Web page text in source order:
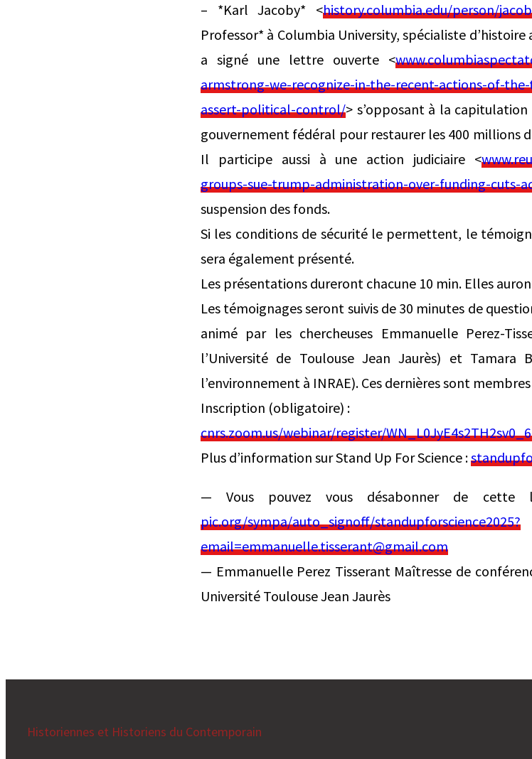
– *⁠Karl Jacoby* <history.columbia.edu/person/
Professor* à Columbia University, spécialiste
a signé une lettre ouverte <
armstrong-we-recognize-in-the-recent-actions-of-
assert-political-control/> s’opposant à la capitulation
gouvernement fédéral pour restaurer les 400 millions
Il participe aussi à une action judiciaire <
groups-sue-trump-administration-over-funding-cuts-
suspension des fonds.
Si les conditions de sécurité le permettent, le
sera également présenté.
Les présentations dureront chacune 10 min. Elles
Les témoignages seront suivis de 30 minutes de
animé par les chercheuses Emmanuelle Perez-
l’Université de Toulouse Jean Jaurès) et Tamara
l’environnement à INRAE). Ces dernières sont
Inscription (obligatoire) :
cnrs.zoom.us/webinar/register/
Plus d’information sur Stand Up For Science :
— Vous pouvez vous désabonner de
pic.org/sympa/auto_signoff/standupforscience2025?
email=emmanuelle.tisserant@gmail.com
— Emmanuelle Perez Tisserant Maîtresse de
Université Toulouse Jean Jaurès
Historiennes et Historiens du Contemporain